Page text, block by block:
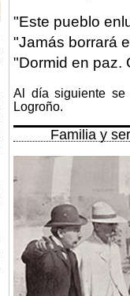
"Este pueblo
"Jamás borrará
"Dormid en paz.
Al día siguiente se
Logroño.
Familia y